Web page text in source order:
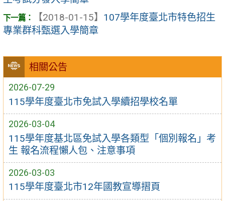
相關公告
2026-07-29
115學年度臺北市免試入學續招學校名單
2026-03-04
115學年度基北區免試入學各類型「個別報名」考
生 報名流程懶人包、注意事項
2026-03-03
115學年度臺北市12年國教宣導摺頁
【2018-01-15】 107學年度臺北市特色招生
專業群科甄選入學簡章